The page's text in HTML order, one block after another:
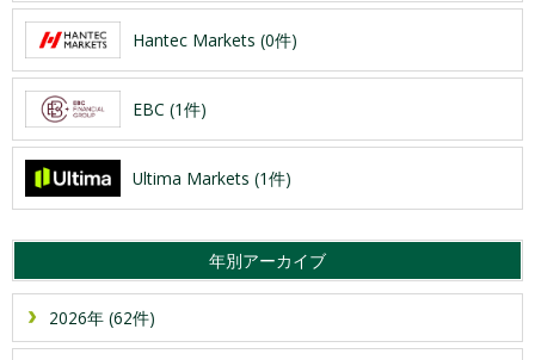
Hantec Markets (0件)
EBC (1件)
Ultima Markets (1件)
年別アーカイブ
2026年 (62件)